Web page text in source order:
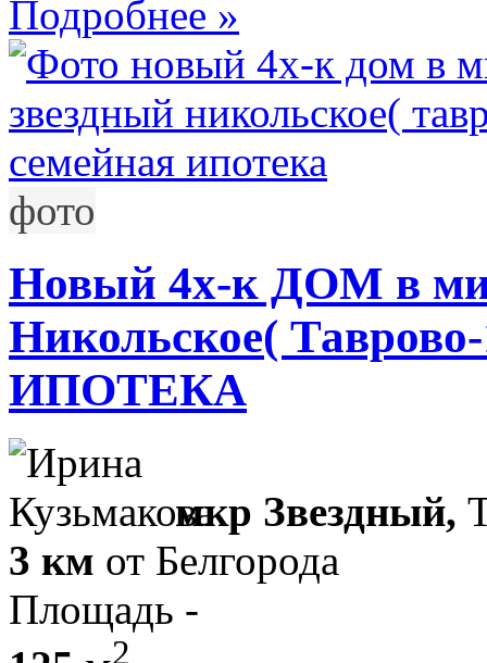
Подробнее »
фото
Новый 4х-к ДОМ в
Никольское(
ИПОТЕКА
мкр Звездный,
3 км от Белгорода
Площадь -
2